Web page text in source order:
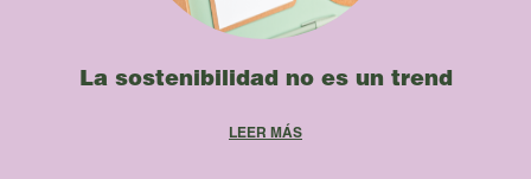
La sostenibilidad no es un trend